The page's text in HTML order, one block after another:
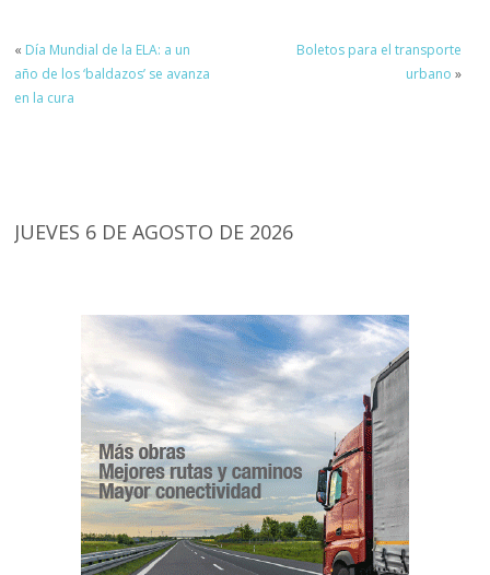
« Día Mundial de la ELA: a un
año de los ‘baldazos’ se avanza
en la cura
Boletos para el transporte
urbano »
JUEVES 6 DE AGOSTO DE 2026